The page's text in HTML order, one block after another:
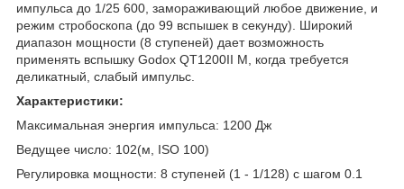
импульса до 1/25 600, замораживающий любое движение, и
режим стробоскопа (до 99 вспышек в секунду). Широкий
диапазон мощности (8 ступеней) дает возможность
применять вспышку Godox QT1200II M, когда требуется
деликатный, слабый импульс.
Характеристики:
Максимальная энергия импульса: 1200 Дж
Ведущее число: 102(м, ISO 100)
Регулировка мощности: 8 ступеней (1 - 1/128) с шагом 0.1